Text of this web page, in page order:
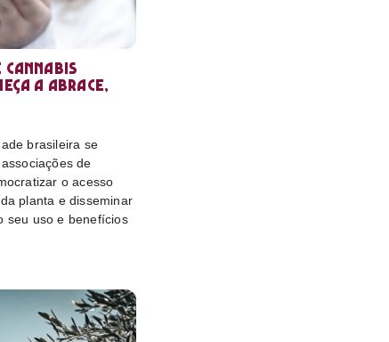
cannabis
a Abrace,
brasileira se
de
o acesso
planta e disseminar
seu uso e benefícios